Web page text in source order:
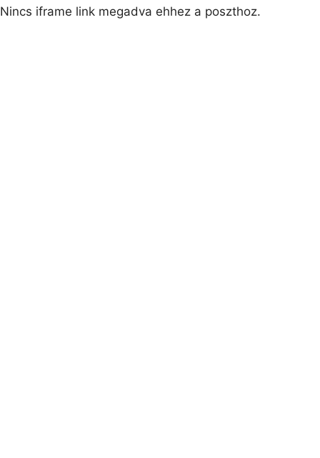
Nincs iframe link megadva ehhez a poszthoz.